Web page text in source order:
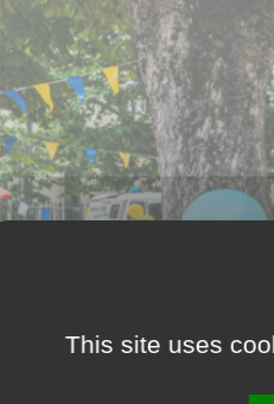
This site uses